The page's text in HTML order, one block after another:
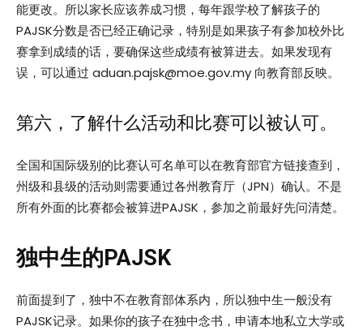
能更改。所以家长应该养成习惯，每年跟学校了解孩子的
PAJSK分数是否已经正确记录，特别是如果孩子有参加校外比
赛拿到成绩的话，要确保这些成绩有被算进去。如果发现有
误，可以通过 aduan.pajsk@moe.gov.my 向教育部反映。
第六，了解什么活动和比赛可以被认可。
全国和国际级别的比赛认可名单可以在教育部官方链接查到，
州级和县级的活动则需要通过各州教育厅（JPN）确认。不是
所有外面的比赛都会被算进PAJSK，参加之前最好先问清楚。
独中生的PAJSK
前面提到了，独中不在教育部体系内，所以独中生一般没有
PAJSK记录。如果你的孩子在独中念书，申请本地私立大学或